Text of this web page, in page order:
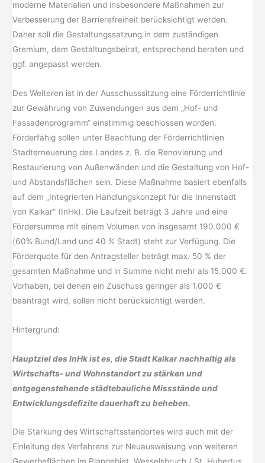
moderne Materialien und insbesondere Maßnahmen zur
Verbesserung der Barrierefreiheit berücksichtigt werden.
Daher soll die Gestaltungssatzung in dem zuständigen
Gremium, dem Gestaltungsbeirat, entsprechend beraten und
ggf. angepasst werden.
Des Weiteren ist in der Ausschusssitzung eine Förderrichtlinie
zur Gewährung von Zuwendungen aus dem „Hof- und
Fassadenprogramm“ einstimmig beschlossen worden.
Förderfähig sollen unter Beachtung der Förderrichtlinien
Stadterneuerung des Landes z. B. die Renovierung und
Restaurierung von Außenwänden und die Gestaltung von Hof-
und Abstandsflächen sein. Diese Maßnahme basiert ebenfalls
auf dem „Integrierten Handlungskonzept für die Innenstadt
von Kalkar“ (InHk). Die Laufzeit beträgt 3 Jahre und eine
Fördersumme mit einem Volumen von insgesamt 190.000 €
(60% Bund/Land und 40 % Stadt) steht zur Verfügung. Die
Förderquote für den Antragsteller beträgt max. 50 % der
gesamten Maßnahme und in Summe nicht mehr als 15.000 €.
Vorhaben, bei denen ein Zuschuss geringer als 1.000 €
beantragt wird, sollen nicht berücksichtigt werden.
Hintergrund:
Hauptziel des InHk ist es, die Stadt Kalkar nachhaltig als
Wirtschafts- und Wohnstandort zu stärken und
entgegenstehende städtebauliche Missstände und
Entwicklungsdefizite dauerhaft zu beheben.
Die Stärkung des Wirtschaftsstandortes wird auch mit der
Einleitung des Verfahrens zur Neuausweisung von weiteren